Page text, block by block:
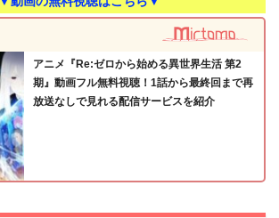
アニメ『Re:ゼロから始める異世界生活 第2
期』動画フル無料視聴！1話から最終回まで再
放送なしで見れる配信サービスを紹介